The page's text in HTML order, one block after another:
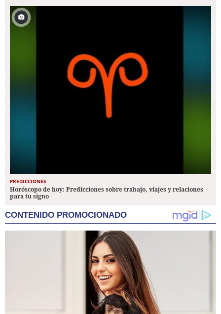
PREDICCIONES
Horóscopo de hoy: Predicciones sobre trabajo, viajes y relaciones
para tu signo
CONTENIDO PROMOCIONADO